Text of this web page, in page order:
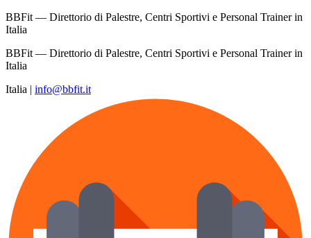
BBFit — Direttorio di Palestre, Centri Sportivi e Personal Trainer in
Italia
BBFit — Direttorio di Palestre, Centri Sportivi e Personal Trainer in
Italia
Italia | info@bbfit.it